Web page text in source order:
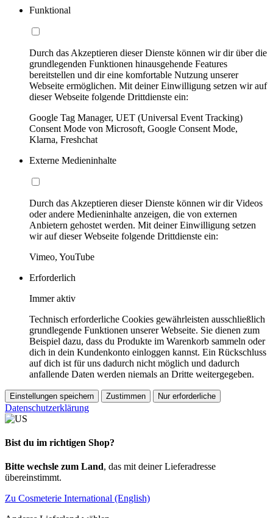
Funktional
Durch das Akzeptieren dieser Dienste können wir dir über die
grundlegenden Funktionen hinausgehende Features
bereitstellen und dir eine komfortable Nutzung unserer
Webseite ermöglichen. Mit deiner Einwilligung setzen wir auf
dieser Webseite folgende Drittdienste ein:
Google Tag Manager, UET (Universal Event Tracking)
Consent Mode von Microsoft, Google Consent Mode,
Klarna, Freshchat
Externe Medieninhalte
Durch das Akzeptieren dieser Dienste können wir dir Videos
oder andere Medieninhalte anzeigen, die von externen
Anbietern gehostet werden. Mit deiner Einwilligung setzen
wir auf dieser Webseite folgende Drittdienste ein:
Vimeo, YouTube
Erforderlich
Immer aktiv
Technisch erforderliche Cookies gewährleisten ausschließlich
grundlegende Funktionen unserer Webseite. Sie dienen zum
Beispiel dazu, dass du Produkte im Warenkorb sammeln oder
dich in dein Kundenkonto einloggen kannst. Ein Rückschluss
auf dich ist für uns dadurch nicht möglich und dadurch
anfallende Daten werden niemals an Dritte weitergegeben.
Einstellungen speichern Zustimmen Nur erforderliche
Datenschutzerklärung
Bist du im richtigen Shop?
Bitte wechsle zum Land, das mit deiner Lieferadresse
übereinstimmt.
Zu Cosmeterie International (English)